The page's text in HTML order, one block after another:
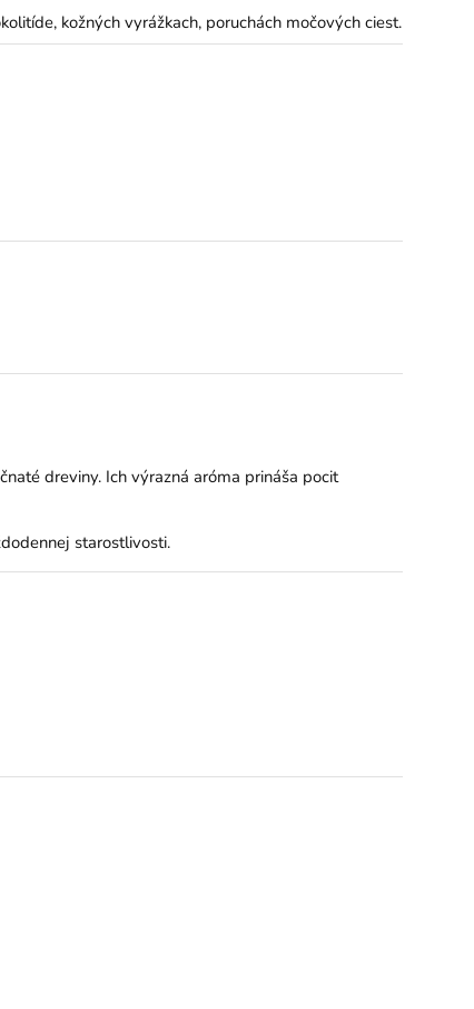
kožných vyrážkach, poruchách močových ciest.
dreviny. Ich výrazná aróma prináša pocit
starostlivosti.